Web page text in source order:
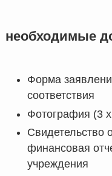
необходимые
Форма
соответствия
Фотография (3
Свидетельство
финансовая
учреждения